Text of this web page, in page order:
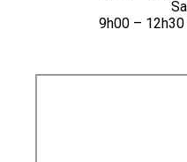
9h00 –